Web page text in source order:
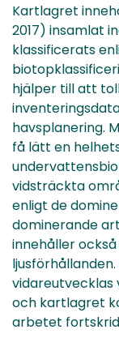
Kartlagret
2017) insamlat
klassificerats
hjälper till att
havsplanering.
få lätt en
vidsträckta
enligt de
dominerande
innehåller
vidareutvecklas
och kartlagret
arbetet